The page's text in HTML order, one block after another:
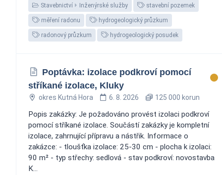
Stavebnictví Inženýrské služby stavební pozemek
měření radonu hydrogeologický průzkum
radonový průzkum hydrogeologický posudek
Poptávka: izolace podkroví pomocí
stříkané izolace, Kluky
okres Kutná Hora 6. 8. 2026 125 000 korun
Popis zakázky: Je požadováno provést izolaci podkroví
pomocí stříkané izolace. Součástí zakázky je kompletní
izolace, zahrnující přípravu a nástřik. Informace o
zakázce: - tloušťka izolace: 25-30 cm - plocha k izolaci:
90 m² - typ střechy: sedlová - stav podkroví: novostavba
K...